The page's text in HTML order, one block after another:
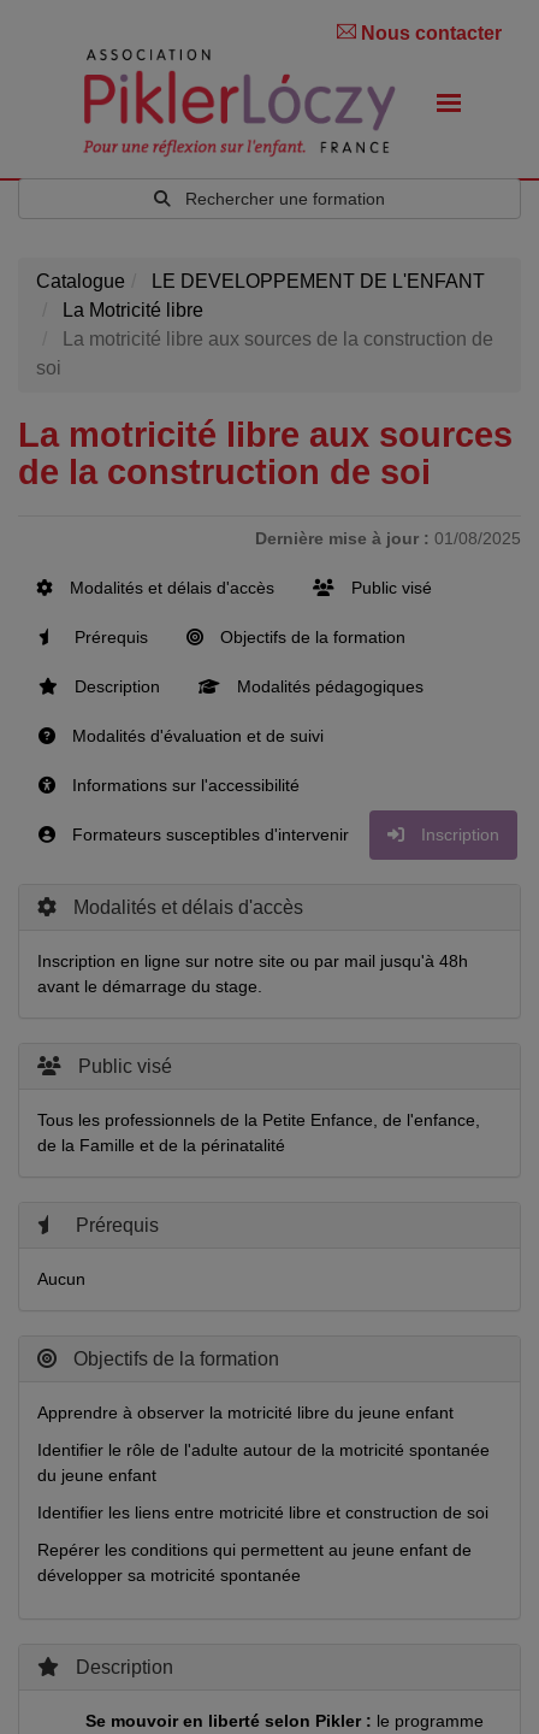
Nous contacter
Rechercher une formation
Catalogue
LE DEVELOPPEMENT DE L'ENFANT
La Motricité libre
La motricité libre aux sources de la construction de
soi
La motricité libre aux sources
de la construction de soi
Dernière mise à jour : 01/08/2025
Modalités et délais d'accès Public visé
Prérequis Objectifs de la formation
Description Modalités pédagogiques
Modalités d'évaluation et de suivi
Informations sur l'accessibilité
Formateurs susceptibles d'intervenir Inscription
Modalités et délais d'accès
Inscription en ligne sur notre site ou par mail jusqu'à 48h
avant le démarrage du stage.
Public visé
Tous les professionnels de la Petite Enfance, de l'enfance,
de la Famille et de la périnatalité
Prérequis
Aucun
Objectifs de la formation
Apprendre à observer la motricité libre du jeune enfant
Identifier le rôle de l'adulte autour de la motricité spontanée
du jeune enfant
Identifier les liens entre motricité libre et construction de soi
Repérer les conditions qui permettent au jeune enfant de
développer sa motricité spontanée
Description
Se mouvoir en liberté selon Pikler : le programme